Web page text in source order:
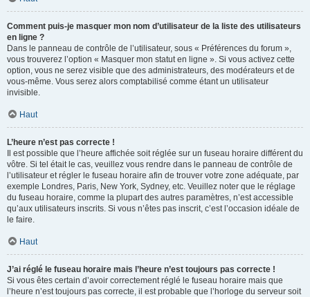
Comment puis-je masquer mon nom d’utilisateur de la liste des utilisateurs
en ligne ?
Dans le panneau de contrôle de l’utilisateur, sous « Préférences du forum »,
vous trouverez l’option « Masquer mon statut en ligne ». Si vous activez cette
option, vous ne serez visible que des administrateurs, des modérateurs et de
vous-même. Vous serez alors comptabilisé comme étant un utilisateur
invisible.
Haut
L’heure n’est pas correcte !
Il est possible que l’heure affichée soit réglée sur un fuseau horaire différent du
vôtre. Si tel était le cas, veuillez vous rendre dans le panneau de contrôle de
l’utilisateur et régler le fuseau horaire afin de trouver votre zone adéquate, par
exemple Londres, Paris, New York, Sydney, etc. Veuillez noter que le réglage
du fuseau horaire, comme la plupart des autres paramètres, n’est accessible
qu’aux utilisateurs inscrits. Si vous n’êtes pas inscrit, c’est l’occasion idéale de
le faire.
Haut
J’ai réglé le fuseau horaire mais l’heure n’est toujours pas correcte !
Si vous êtes certain d’avoir correctement réglé le fuseau horaire mais que
l’heure n’est toujours pas correcte, il est probable que l’horloge du serveur soit